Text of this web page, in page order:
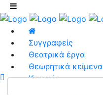
Συγγραφείς
Θεατρικά έργα
Θεωρητικά κείμενα
Κριτικές